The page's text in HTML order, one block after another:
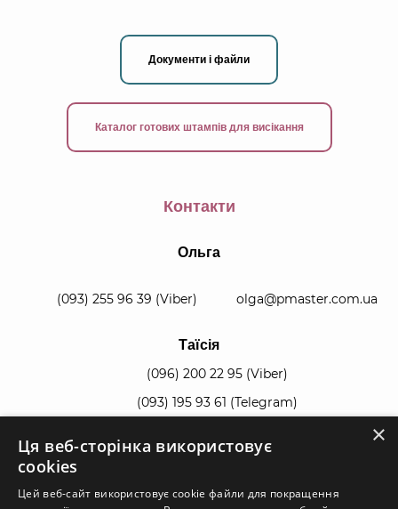
Документи і файли
Каталог готових штампів для висікання
Контакти
Ольга
(093) 255 96 39 (Viber) olga@pmaster.com.ua
Таїсія
(096) 200 22 95(Viber)
(093) 195 93 61 (Telegram)
manager@pmaster.com.ua ×
Ця веб-сторінка використовує
cookies
Цей веб-сайт використовує cookie файли для покращення